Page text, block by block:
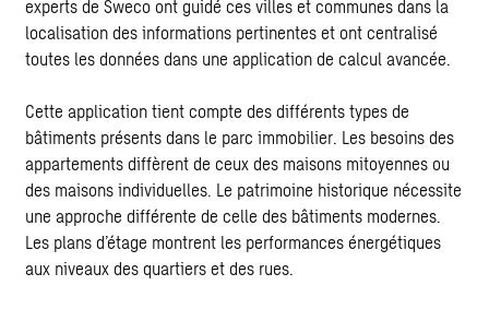
experts de Sweco ont guidé ces villes et communes dans la
localisation des informations pertinentes et ont centralisé
toutes les données dans une application de calcul avancée.
Cette application tient compte des différents types de
bâtiments présents dans le parc immobilier. Les besoins des
appartements diffèrent de ceux des maisons mitoyennes ou
des maisons individuelles. Le patrimoine historique nécessite
une approche différente de celle des bâtiments modernes.
Les plans d’étage montrent les performances énergétiques
aux niveaux des quartiers et des rues.